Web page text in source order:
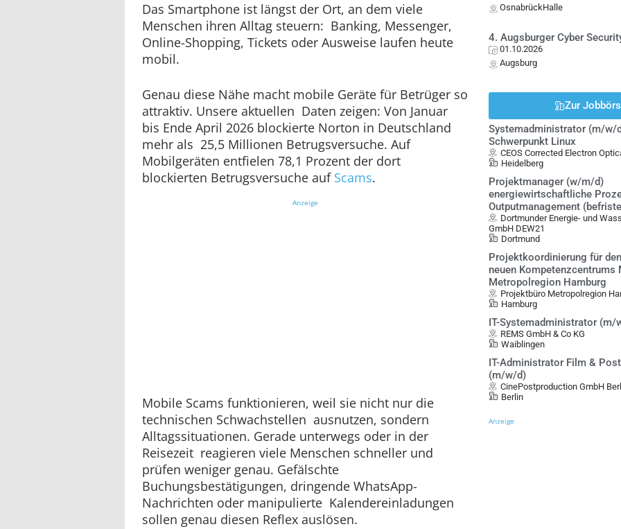
Das Smartphone ist längst der Ort, an dem viele
Menschen ihren Alltag steuern: Banking, Messenger,
Online-Shopping, Tickets oder Ausweise laufen heute
mobil.
Genau diese Nähe macht mobile Geräte für Betrüger so
attraktiv. Unsere aktuellen Daten zeigen: Von Januar
bis Ende April 2026 blockierte Norton in Deutschland
mehr als 25,5 Millionen Betrugsversuche. Auf
Mobilgeräten entfielen 78,1 Prozent der dort
blockierten Betrugsversuche auf Scams.
Anzeige
Mobile Scams funktionieren, weil sie nicht nur die
technischen Schwachstellen ausnutzen, sondern
Alltagssituationen. Gerade unterwegs oder in der
Reisezeit reagieren viele Menschen schneller und
prüfen weniger genau. Gefälschte
Buchungsbestätigungen, dringende WhatsApp-
Nachrichten oder manipulierte Kalendereinladungen
sollen genau diesen Reflex auslösen.
OsnabrückHalle
4. Augsburger Cyber
01.10.2026
Augsburg
Zur
Systemadministrator (m/w/
Schwerpunkt Linux
CEOS Corrected Electron
Heidelberg
Projektmanager (w/m/d)
energiewirtschaftliche
Outputmanagement
Dortmunder Energie- und
GmbH DEW21
Dortmund
Projektkoordinierung für
neuen
Metropolregion Hamburg
Projektbüro Metropolregion
Hamburg
IT-Systemadministrator (m/
REMS GmbH & Co KG
Waiblingen
IT-Administrator Film &
(m/w/d)
CinePostproduction GmbH
Berlin
Anzeige